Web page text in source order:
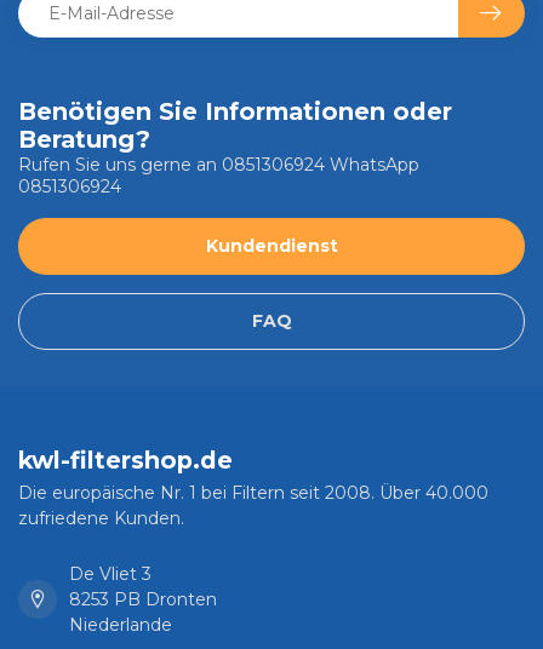
Benötigen Sie Informationen oder
Beratung?
Rufen Sie uns gerne an 0851306924 WhatsApp
0851306924
Kundendienst
FAQ
kwl-filtershop.de
Die europäische Nr. 1 bei Filtern seit 2008. Über 40.000
zufriedene Kunden.
De Vliet 3
8253 PB Dronten
Niederlande